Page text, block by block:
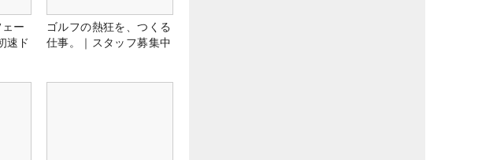
ー
速ド
ゴルフの熱狂を、つくる
仕事。｜スタッフ募集中